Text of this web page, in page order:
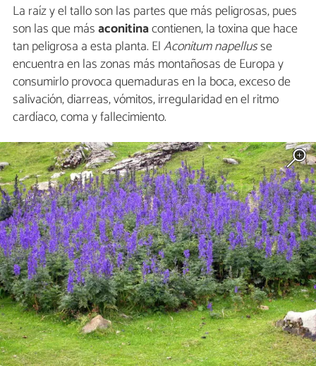
La raíz y el tallo son las partes que más peligrosas, pues
son las que másaconitinacontienen, la toxina que hace
tan peligrosa a esta planta. ElAconitum napellusse
encuentra en las zonas más montañosas de Europa y
consumirlo provoca quemaduras en la boca, exceso de
salivación, diarreas, vómitos, irregularidad en el ritmo
cardíaco, coma y fallecimiento.